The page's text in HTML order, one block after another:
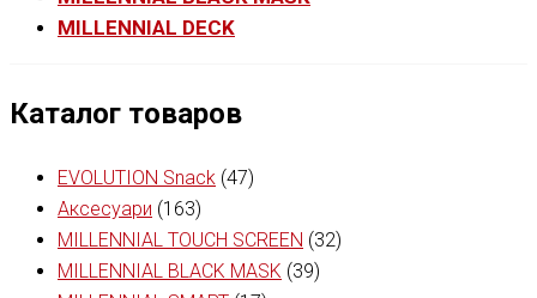
MILLENNIAL DECK
Каталог товаров
EVOLUTION Snack (47)
Аксесуари (163)
MILLENNIAL TOUCH SCREEN (32)
MILLENNIAL BLACK MASK (39)